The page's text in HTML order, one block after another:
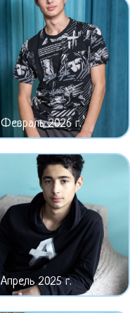
Февраль 2026 г.
Апрель 2025 г.